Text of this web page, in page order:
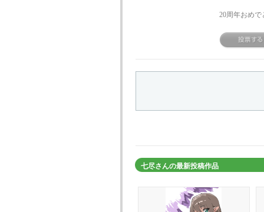
20周年おめ
七尽さんの最新投稿作品